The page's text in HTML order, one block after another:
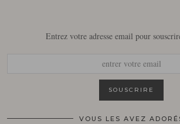
Entrez votre adresse email pour
VOUS LES AVEZ